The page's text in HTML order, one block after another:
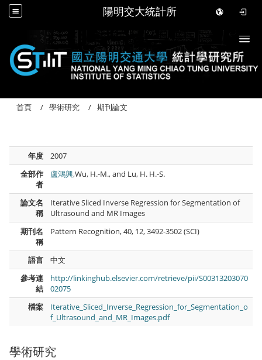
陽明交大統計所
學術研究
首頁 學術研究 期刊論文
年度
2007
全部作
者
盧鴻興,Wu, H.-M., and Lu, H. H.-S.
論文名
稱
Iterative Sliced Inverse Regression for Segmentation of
Ultrasound and MR Images
期刊名
稱
Pattern Recognition, 40, 12, 3492-3502 (SCI)
語言
中文
參考連
結
http://linkinghub.elsevier.com/retrieve/pii/S00313203070
02075
檔案
Iterative_Sliced_Inverse_Regression_for_Segmentation_o
f_Ultrasound_and_MR_Images.pdf